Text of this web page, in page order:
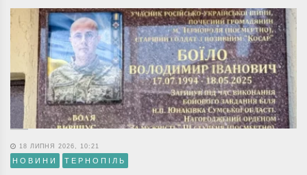
18 ЛИПНЯ 2026, 10:21
НОВИНИ ТЕРНОПІЛЬ